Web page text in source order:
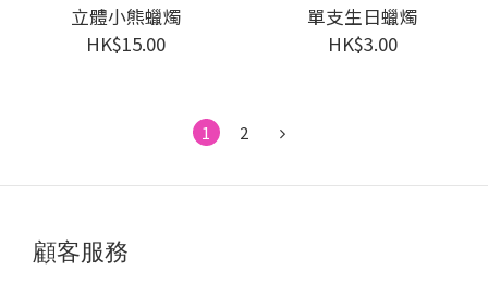
立體小熊蠟燭
HK$15.00
單支生日蠟燭
HK$3.00
1 2
顧客服務